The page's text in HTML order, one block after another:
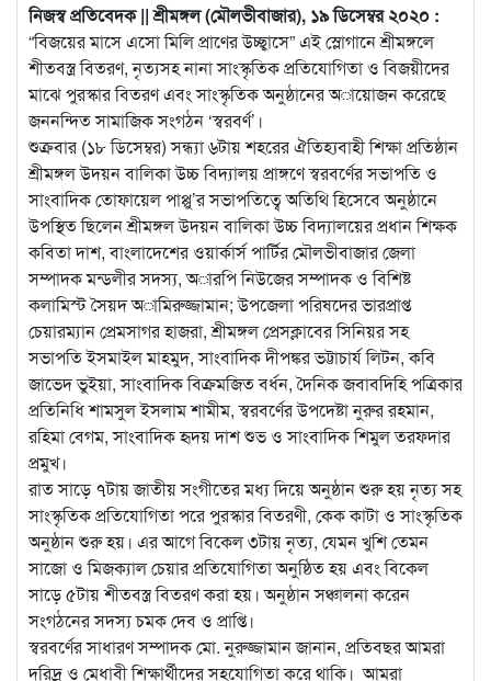
নিজস্ব প্রতিবেদক || শ্রীমঙ্গল (মৌলভীবাজার), ১৯ ডিসেম্বর ২০২০ :
“বিজয়ের মাসে এসো মিলি প্রাণের উচ্ছ্বাসে” এই স্লোগানে শ্রীমঙ্গলে
শীতবস্ত্র বিতরণ, নৃত্যসহ নানা সাংস্কৃতিক প্রতিযোগিতা ওবিজয়ীদের
মাঝে পুরস্কার বিতরণ এবং সাংস্কৃতিক অনুষ্ঠানের অায়োজন করেছে
জননন্দিত সামাজিক সংগঠন ‘স্বরবর্ণ’।
শুক্রবার (১৮ ডিসেম্বর) সন্ধ্যা ৬টায় শহরের ঐতিহ্যবাহী শিক্ষা প্রতিষ্ঠান
শ্রীমঙ্গল উদয়ন বালিকা উচ্চ বিদ্যালয় প্রাঙ্গণে স্বরবর্ণের সভাপতি ও
সাংবাদিক তোফায়েল পাপ্পু’র সভাপতিত্বে অতিথি হিসেবে অনুষ্ঠানে
উপস্থিত ছিলেন শ্রীমঙ্গল উদয়ন বালিকা উচ্চ বিদ্যালয়ের প্রধান শিক্ষক
কবিতা দাশ, বাংলাদেশের ওয়ার্কার্স পার্টির মৌলভীবাজার জেলা
সম্পাদক মন্ডলীর সদস্য, অারপি নিউজের সম্পাদক ও বিশিষ্ট
কলামিস্ট সৈয়দ অামিরুজ্জামান; উপজেলা পরিষদের ভারপ্রাপ্ত
চেয়ারম্যান প্রেমসাগর হাজরা, শ্রীমঙ্গল প্রেসক্লাবের সিনিয়র সহ
সভাপতি ইসমাইল মাহমুদ, সাংবাদিক দীপঙ্কর ভট্টাচার্য লিটন, কবি
জাভেদ ভুইয়া, সাংবাদিক বিক্রমজিত বর্ধন, দৈনিক জবাবদিহি পত্রিকার
প্রতিনিধি শামসুল ইসলাম শামীম, স্বরবর্ণের উপদেষ্টা নুরুর রহমান,
রহিমা বেগম, সাংবাদিক হৃদয় দাশ শুভ ও সাংবাদিক শিমুল তরফদার
প্রমুখ।
রাত সাড়ে ৭টায় জাতীয় সংগীতের মধ্য দিয়ে অনুষ্ঠান শুরু হয় নৃত্য সহ
সাংস্কৃতিক প্রতিযোগিতা পরে পুরস্কার বিতরণী, কেক কাটা ও সাংস্কৃতিক
অনুষ্ঠান শুরু হয়। এর আগে বিকেল ৩টায় নৃত্য, যেমন খুশি তেমন
সাজো ও মিজক্যাল চেয়ার প্রতিযোগিতা অনুষ্ঠিত হয় এবং বিকেল
সাড়ে ৫টায় শীতবস্ত্র বিতরণ করা হয়। অনুষ্ঠান সঞ্চালনা করেন
সংগঠনের সদস্য চমক দেব ও প্রাপ্তি।
স্বরবর্ণের সাধারণ সম্পাদক মো. নুরুজ্জামান জানান, প্রতিবছর আমরা
দরিদ্র ও মেধাবী শিক্ষার্থীদের সহযোগিতা করে থাকি। আমরা